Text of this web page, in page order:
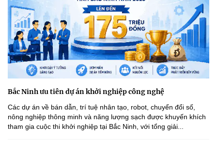
Bắc Ninh ưu tiên dự án khởi nghiệp công nghệ
Các dự án về bán dẫn, trí tuệ nhân tạo, robot, chuyển đổi số,
nông nghiệp thông minh và năng lượng sạch được khuyến khích
tham gia cuộc thi khởi nghiệp tại Bắc Ninh, với tổng giải...